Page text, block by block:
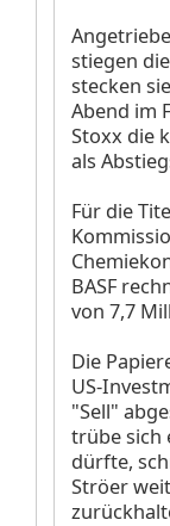
stiegen
stecken
Abend im
Stoxx die
als
Für die
BASF
von 7,7
Die
US-
"Sell"
trübe sich
dürfte,
Ströer